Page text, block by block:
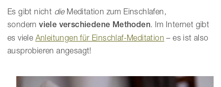
Es gibt nicht dieMeditation zum Einschlafen,
sondernviele verschiedene Methoden. Im Internet gibt
es viele Anleitungen für Einschlaf-Meditation – es ist also
ausprobieren angesagt!